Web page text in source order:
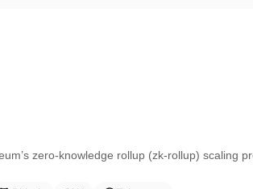
zero-knowledge rollup (zk-rollup) scaling